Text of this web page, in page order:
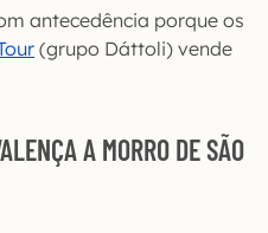
antecedência porque os
(grupo Dáttoli) vende
A MORRO DE SÃO